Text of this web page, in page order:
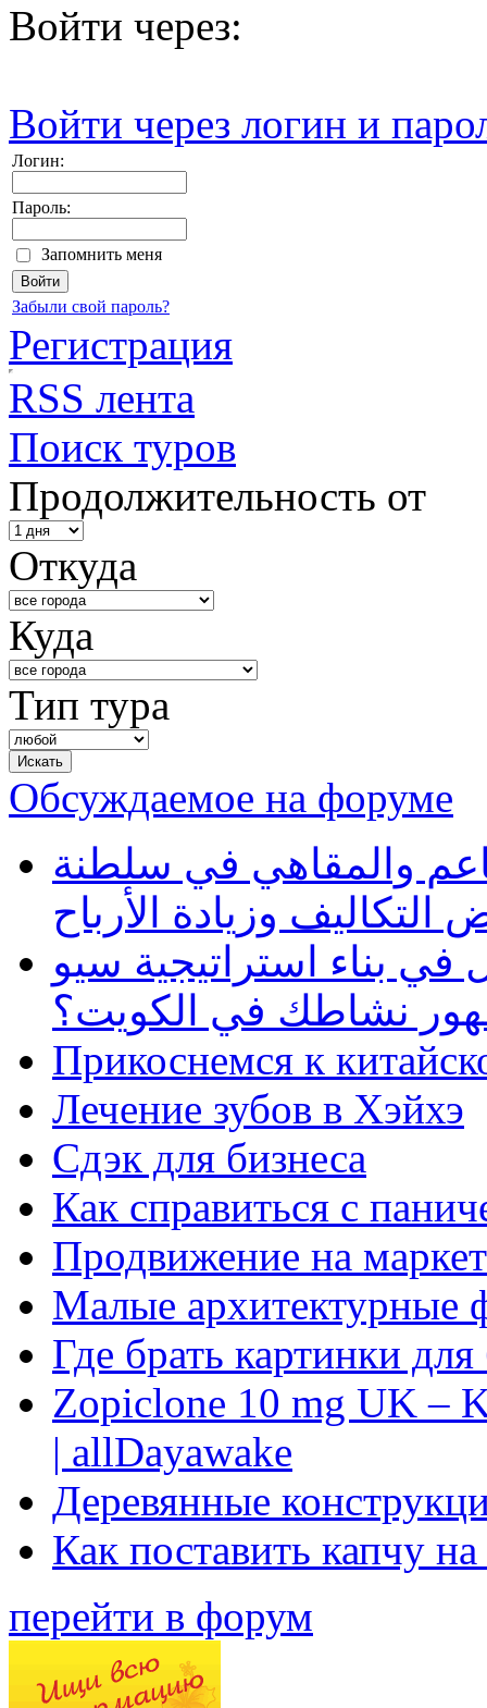
Войти через:
Войти через логин и
Логин:
Пароль:
Запомнить меня
Забыли свой пароль?
Регистрация
RSS лента
Поиск туров
Продолжительность от
Откуда
Куда
Тип тура
Обсуждаемое на форуме
والمقاهي في سلطنة
وزيادة الأرباح
بناء استراتيجية سيو
نشاطك في الكويت؟
Прикоснемся к
Лечение зубов в Хэйхэ
Сдэк для бизнеса
Как справиться с
Продвижение на
Малые архитектурные
Где брать картинки
Zopiclone 10 mg UK –
| allDayawake
Деревянные
Как поставить капчу
перейти в форум